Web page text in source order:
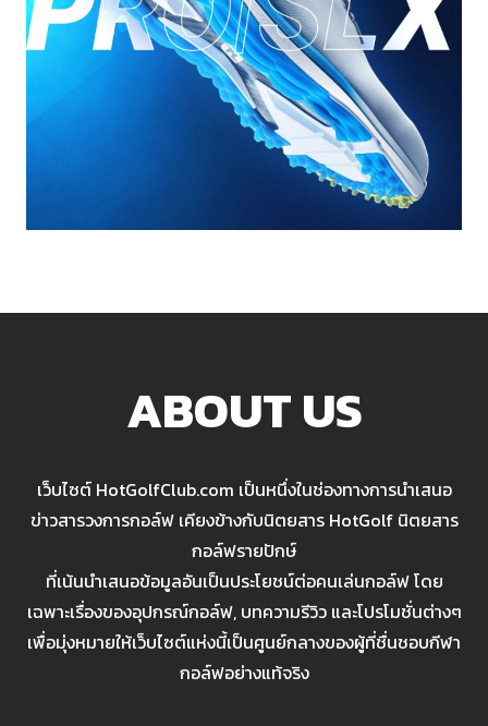
ABOUT US
เว็บไซต์ HotGolfClub.com เป็นหนึ่งในช่องทางการนำเสนอ
ข่าวสารวงการกอล์ฟ เคียงข้างกับนิตยสาร HotGolf นิตยสาร
กอล์ฟรายปักษ์
ที่เน้นนำเสนอข้อมูลอันเป็นประโยชน์ต่อคนเล่นกอล์ฟ โดย
เฉพาะเรื่องของอุปกรณ์กอล์ฟ, บทความรีวิว และโปรโมชั่นต่างๆ
เพื่อมุ่งหมายให้เว็บไซต์แห่งนี้เป็นศูนย์กลางของผู้ที่ชื่นชอบกีฬา
กอล์ฟอย่างแท้จริง